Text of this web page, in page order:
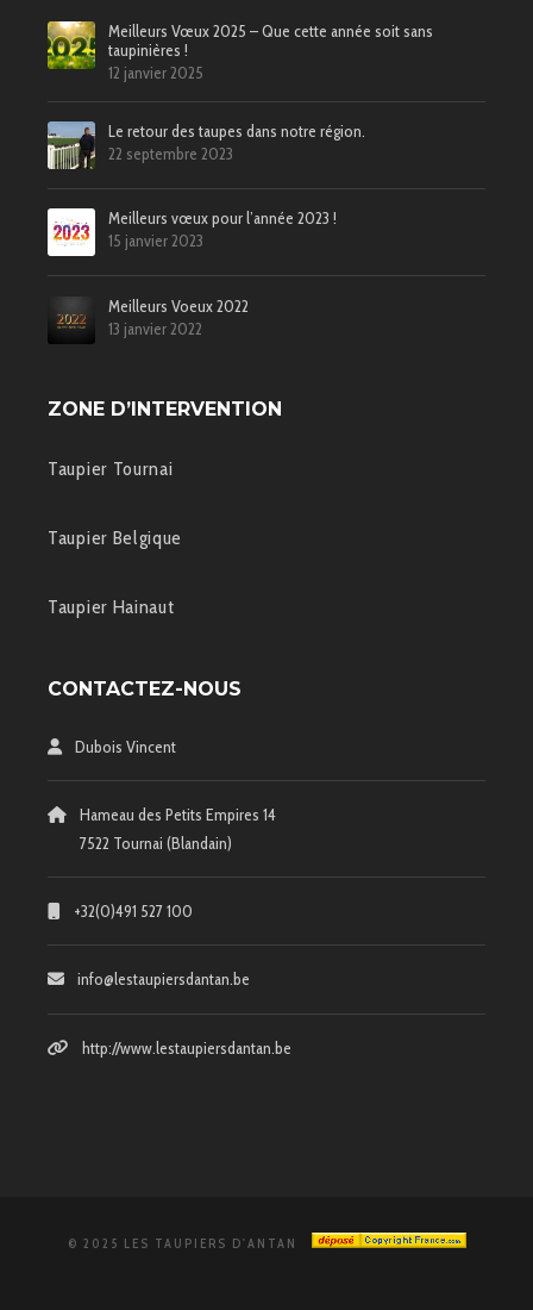
Meilleurs Vœux 2025 – Que cette année soit sans
taupinières !
12 janvier 2025
Le retour des taupes dans notre région.
22 septembre 2023
Meilleurs vœux pour l’année 2023 !
15 janvier 2023
Meilleurs Voeux 2022
13 janvier 2022
ZONE D’INTERVENTION
Taupier Tournai
Taupier Belgique
Taupier Hainaut
CONTACTEZ-NOUS
Dubois Vincent
Hameau des Petits Empires 14
7522 Tournai (Blandain)
+32(0)491 527 100
info@lestaupiersdantan.be
http://www.lestaupiersdantan.be
© 2025 LES TAUPIERS D'ANTAN